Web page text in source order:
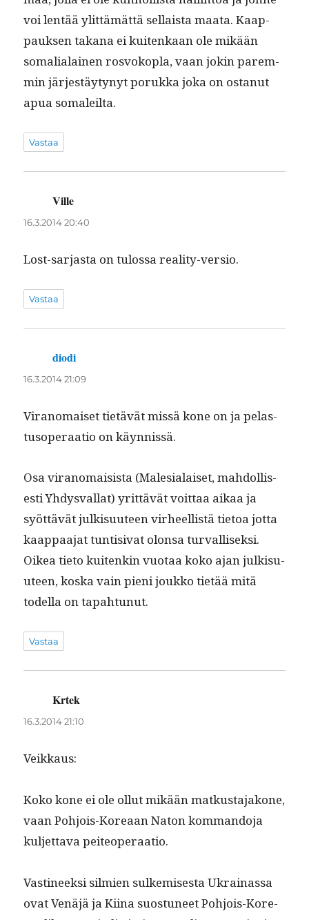
voi lentää ylit­tämät­tä sel­l­aista maa­ta. Kaap­
pauk­sen takana ei kuitenkaan ole mikään
soma­lialainen ros­voko­pla, vaan jokin parem­
min jär­jestäy­tynyt poruk­ka joka on ostanut
apua somaleilta.
Vastaa
Ville
16.3.2014 20:40
Lost-sar­jas­ta on tulos­sa reality-versio.
Vastaa
diodi
16.3.2014 21:09
Vira­nomaiset tietävät mis­sä kone on ja pelas­
tu­sop­er­aa­tio on käynnissä.
Osa vira­nomai­sista (Male­sialaiset, mah­dol­lis­
es­ti Yhdys­val­lat) yrit­tävät voit­taa aikaa ja
syöt­tävät julk­isu­u­teen virheel­listä tietoa jot­ta
kaap­paa­jat tun­ti­si­vat olon­sa tur­val­lisek­si.
Oikea tieto kuitenkin vuo­taa koko ajan julk­isu­
u­teen, kos­ka vain pieni joukko tietää mitä
todel­la on tapahtunut.
Vastaa
Krtek
16.3.2014 21:10
Veikkaus:
Koko kone ei ole ollut mikään matkus­ta­jakone,
vaan Pohjois-Kore­aan Naton kom­man­do­ja
kul­jet­ta­va peiteoperaatio.
Vasti­neek­si silmien sulkemis­es­ta Ukrainas­sa
ovat Venäjä ja Kiina suos­tuneet Pohjois-Kore­